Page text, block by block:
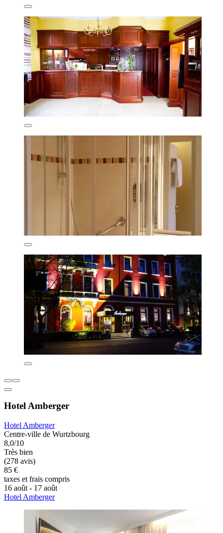
Hotel Amberger
Hotel Amberger
Centre-ville de Wurtzbourg
8,0/10
Très bien
(278 avis)
85 €
taxes et frais compris
16 août - 17 août
Hotel Amberger